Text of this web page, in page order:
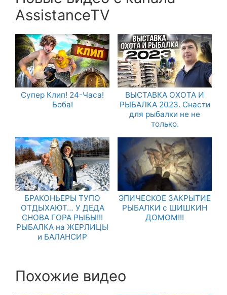
AssistanceTV
Супер Клип! 24-Часа!
Боба!
ВЫСТАВКА ОХОТА И
РЫБАЛКА 2023. Снасти
для рыбалки не не
только.
БРАКОНЬЕРЫ ТУПО
ОТДЫХАЮТ… У ДЕДА
СНОВА ГОРА РЫБЫ!!!
РЫБАЛКА на ЖЕРЛИЦЫ
и БАЛАНСИР
ЭПИЧЕСКОЕ ЗАКРЫТИЕ
РЫБАЛКИ с ШИШКИН
ДОМОМ!!!
Похожие видео